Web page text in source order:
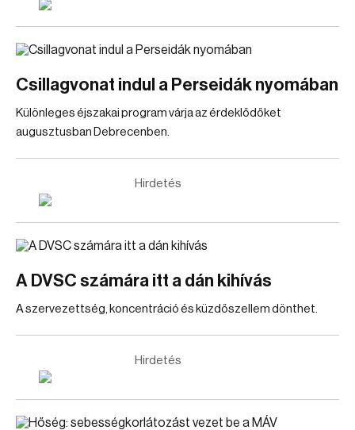
Csillagvonat indul a Perseidák nyomában
Különleges éjszakai program várja az érdeklődőket
augusztusban Debrecenben.
Hirdetés
A DVSC számára itt a dán kihívás
A szervezettség, koncentráció és küzdőszellem dönthet.
Hirdetés